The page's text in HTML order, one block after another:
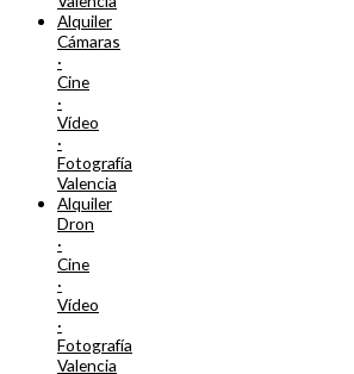
Alquiler
Cámaras
·
Cine
·
Vídeo
·
Fotografía
Valencia
Alquiler
Dron
·
Cine
·
Vídeo
·
Fotografía
Valencia